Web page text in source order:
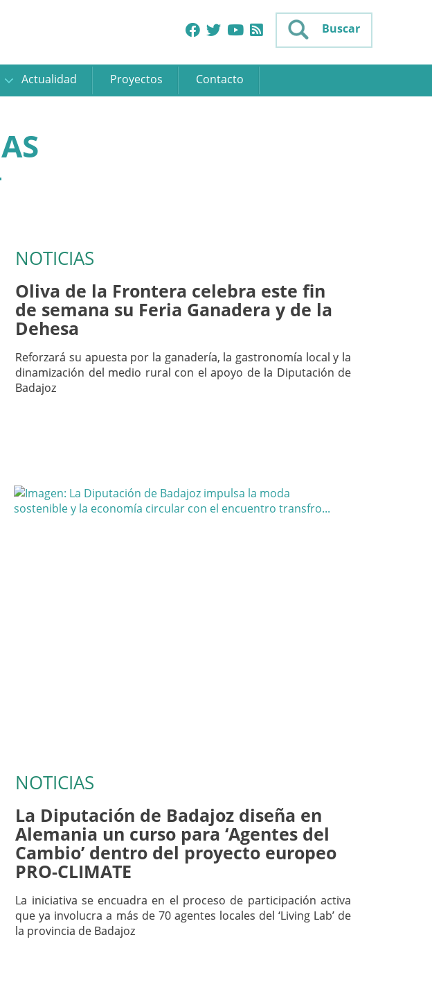
Buscar
Actualidad Proyectos Contacto
NOTICIAS
Oliva de la Frontera celebra este fin
de semana su Feria Ganadera y de la
Dehesa
Reforzará su apuesta por la ganadería, la gastronomía local y la
dinamización del medio rural con el apoyo de la Diputación de
Badajoz
NOTICIAS
La Diputación de Badajoz diseña en
Alemania un curso para ‘Agentes del
Cambio’ dentro del proyecto europeo
PRO-CLIMATE
La iniciativa se encuadra en el proceso de participación activa
que ya involucra a más de 70 agentes locales del ‘Living Lab’ de
la provincia de Badajoz